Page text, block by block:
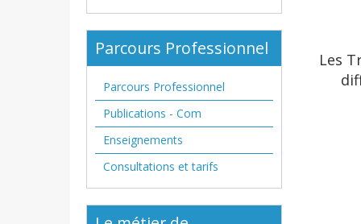
Les
Parcours Professionnel
Parcours Professionnel
Publications - Com
Enseignements
Consultations et tarifs